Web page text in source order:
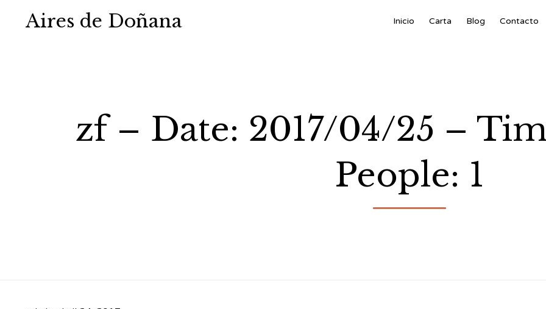
Aires de Doñana Inicio Carta Blog Contacto
zf – Date: 2017/04/25 –
People: 1